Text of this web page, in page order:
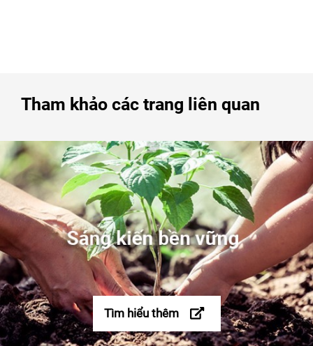
Tham khảo các trang liên quan
Tìm hiểu thêm